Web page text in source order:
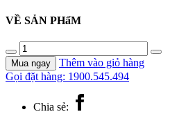
VỀ SẢN PHẩM
9301712-
LH
Kệ
Để/Treo
Jomoo
Mua ngay
Thêm vào giỏ hàng
Gọi đặt hàng: 1900.545.494
Chia sẻ: